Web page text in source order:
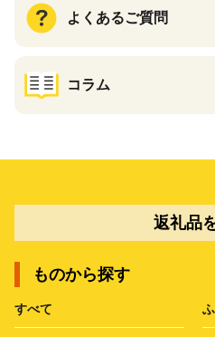
よくあるご質問
コラム
返礼品
ものから探す
すべて